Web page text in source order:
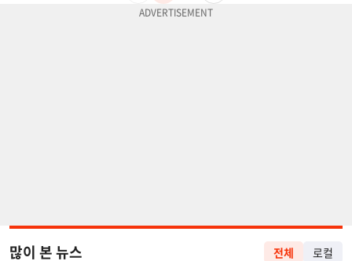
많이 본 뉴스 전체 로컬